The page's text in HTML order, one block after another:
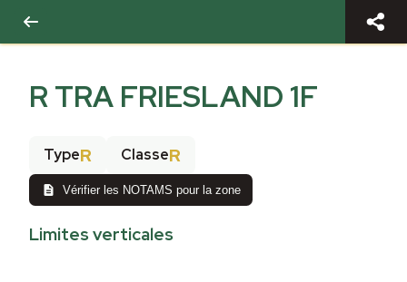
R TRA FRIESLAND 1F
TypeR ClasseR
Vérifier les NOTAMS pour la zone
Limites verticales